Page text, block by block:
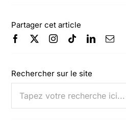
Partager cet article
Rechercher sur le site
Rechercher: